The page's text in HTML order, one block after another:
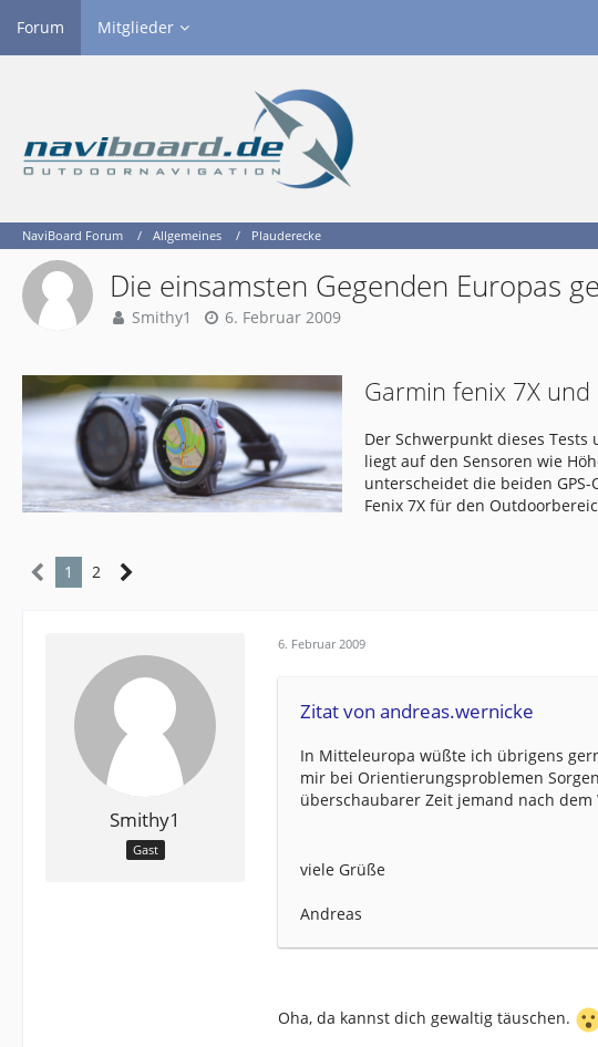
Forum Mitglieder
NaviBoard Forum Allgemeines Plauderecke
Die einsamsten Gegenden Europas
Smithy1 6. Februar 2009
Garmin fenix 7X
Der Schwerpunkt dieses Tests
liegt auf den Sensoren wie
unterscheidet die beiden
Fenix 7X für den
1 2
Smithy1
Gast
6. Februar 2009
Zitat von andreas.wernicke
In Mitteleuropa wüßte ich übrigens
mir bei Orientierungsproblemen
überschaubarer Zeit jemand nach dem
viele Grüße
Andreas
Oha, da kannst dich gewaltig täuschen.